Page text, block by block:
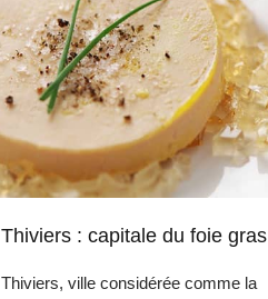
Thiviers : capitale du foie gras
Thiviers, ville considérée comme la